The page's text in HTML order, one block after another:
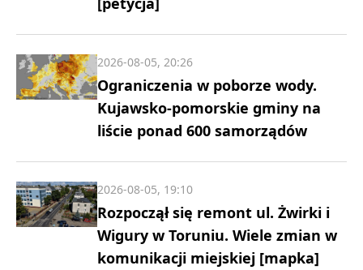
Ograniczenia w poborze wody.
Kujawsko-pomorskie gminy na
liście ponad 600 samorządów
2026-08-05, 20:26
Rozpoczął się remont ul. Żwirki i
Wigury w Toruniu. Wiele zmian w
komunikacji miejskiej [mapka]
2026-08-05, 19:10